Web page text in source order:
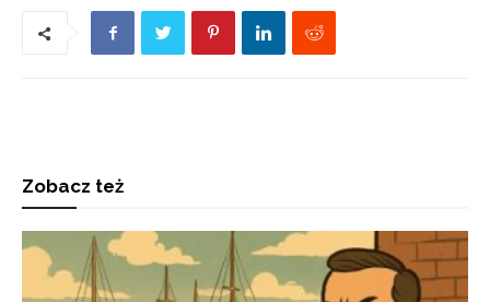
Zobacz też